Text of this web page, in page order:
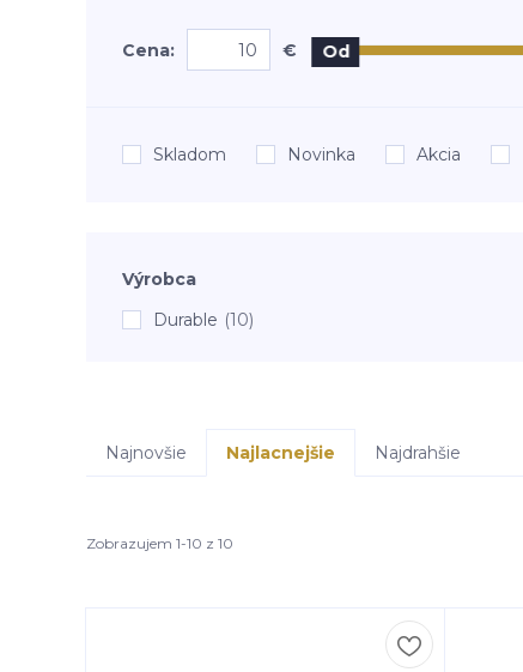
Cena: € Od
Skladom Novinka Akcia
Výrobca
Durable (10)
Najnovšie Najlacnejšie Najdrahšie
Zobrazujem 1-10 z 10